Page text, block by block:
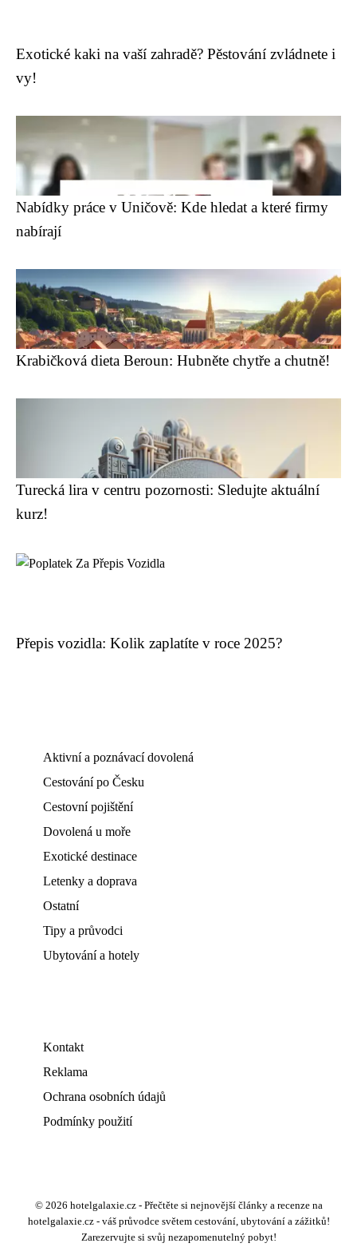
Exotické kaki na vaší zahradě? Pěstování zvládnete i
vy!
Nabídky práce v Uničově: Kde hledat a které firmy
nabírají
Krabičková dieta Beroun: Hubněte chytře a chutně!
Turecká lira v centru pozornosti: Sledujte aktuální
kurz!
Přepis vozidla: Kolik zaplatíte v roce 2025?
Aktivní a poznávací dovolená
Cestování po Česku
Cestovní pojištění
Dovolená u moře
Exotické destinace
Letenky a doprava
Ostatní
Tipy a průvodci
Ubytování a hotely
Kontakt
Reklama
Ochrana osobních údajů
Podmínky použití
© 2026 hotelgalaxie.cz - Přečtěte si nejnovější články a recenze na
hotelgalaxie.cz - váš průvodce světem cestování, ubytování a zážitků!
Zarezervujte si svůj nezapomenutelný pobyt!